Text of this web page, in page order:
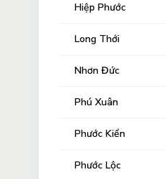
Hiệp Phước
Long Thới
Nhơn Đức
Phú Xuân
Phước Kiển
Phước Lộc